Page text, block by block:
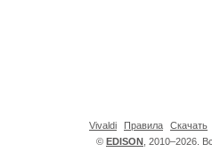
© EDISON , 2010–2026.
Vivaldi Правила Скачать